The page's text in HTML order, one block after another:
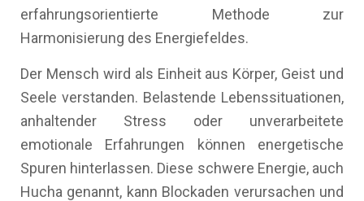
erfahrungsorientierte Methode zur
Harmonisierung des Energiefeldes.
Der Mensch wird als Einheit aus Körper, Geist und
Seele verstanden. Belastende Lebenssituationen,
anhaltender Stress oder unverarbeitete
emotionale Erfahrungen können energetische
Spuren hinterlassen. Diese schwere Energie, auch
Hucha genannt, kann Blockaden verursachen und